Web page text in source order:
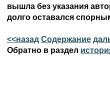
вышла без указания
долго оставался
<<назад Содержание
Обратно в раздел